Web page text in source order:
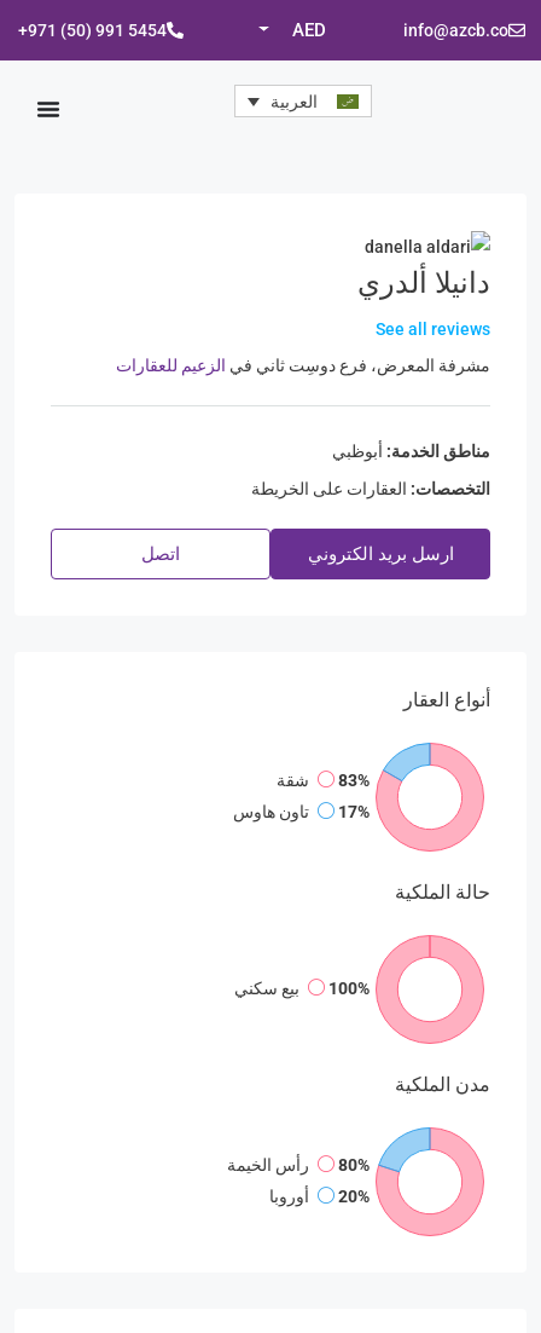
info@azcb.co
AED
+971 (50) 991 5454
العربية
دانيلا ألدري
See all reviews
مشرفة المعرض، فرع دوسِت ثاني في الزعيم للعقارات
مناطق الخدمة: أبوظبي
التخصصات: العقارات على الخريطة
ارسل بريد الكتروني اتصل
أنواع العقار
83%
شقة
17%
تاون هاوس
حالة الملكية
100% بيع سكني
مدن الملكية
80%
رأس الخيمة
20%
أوروبا